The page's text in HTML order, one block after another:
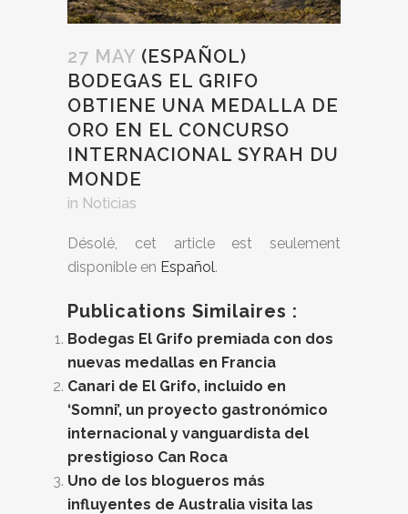
27 MAY (ESPAÑOL)
BODEGAS EL GRIFO
OBTIENE UNA MEDALLA DE
ORO EN EL CONCURSO
INTERNACIONAL SYRAH DU
MONDE
in Noticias
Désolé, cet article est seulement
disponible en Español.
Publications Similaires :
Bodegas El Grifo premiada con dos
nuevas medallas en Francia
Canari de El Grifo, incluido en
‘Somni’, un proyecto gastronómico
internacional y vanguardista del
prestigioso Can Roca
Uno de los blogueros más
influyentes de Australia visita las